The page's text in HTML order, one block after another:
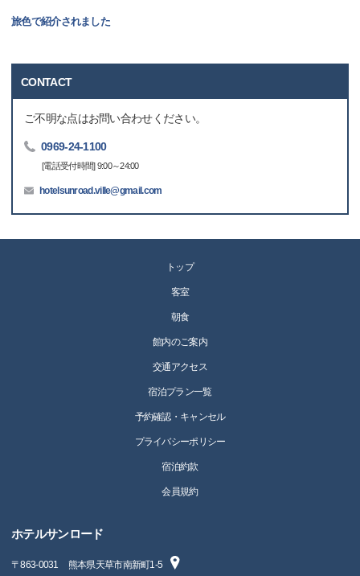
旅色で紹介されました
CONTACT
ご不明な点はお問い合わせください。
0969-24-1100
[電話受付時間] 9:00～24:00
hotelsunroad.ville@gmail.com
トップ
客室
朝食
館内のご案内
交通アクセス
宿泊プラン一覧
予約確認・キャンセル
プライバシーポリシー
宿泊約款
会員規約
ホテルサンロード
〒863-0031 熊本県天草市南新町1-5